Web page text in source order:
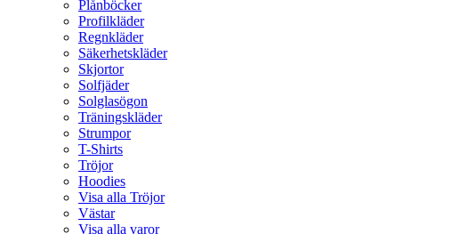
Plånböcker
Profilkläder
Regnkläder
Säkerhetskläder
Skjortor
Solfjäder
Solglasögon
Träningskläder
Strumpor
T-Shirts
Tröjor
Hoodies
Visa alla Tröjor
Västar
Visa alla varor